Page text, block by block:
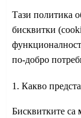
Тази политика
бисквитки
по-добро
1. Какво
Бисквитките са